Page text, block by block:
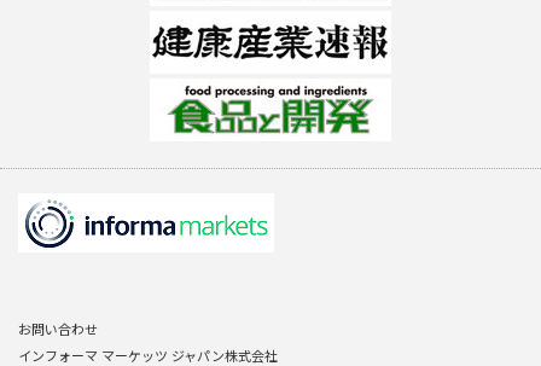
お問い合わせ
インフォーマ マーケッツ ジャパン株式会社